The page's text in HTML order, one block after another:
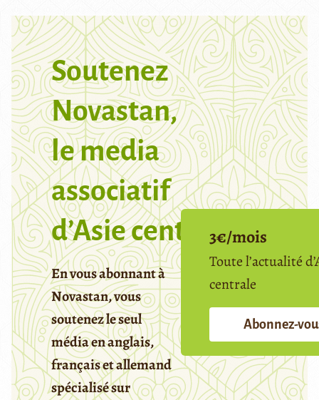
Soutenez
Novastan,
le media
associatif
d’Asie centrale
En vous abonnant à
Novastan, vous
soutenez le seul
média en anglais,
français et allemand
spécialisé sur
3€/mois
Toute l’actualité
centrale
Abonnez-